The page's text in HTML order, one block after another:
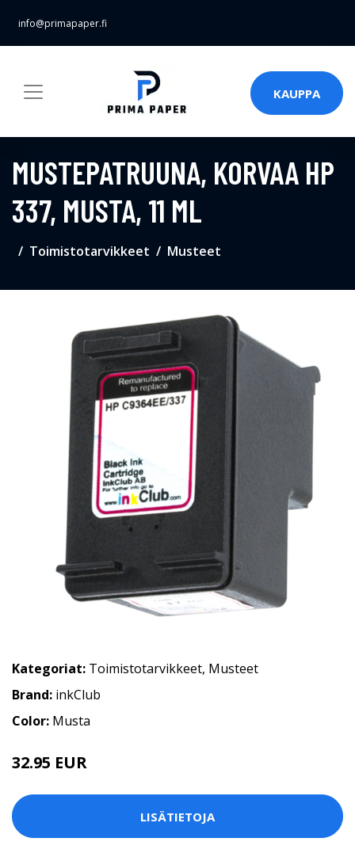
info@primapaper.fi
KAUPPA
MUSTEPATRUUNA, KORVAA HP
337, MUSTA, 11 ML
Toimistotarvikkeet Musteet
Kategoriat: Toimistotarvikkeet, Musteet
Brand: inkClub
Color: Musta
32.95 EUR
LISÄTIETOJA